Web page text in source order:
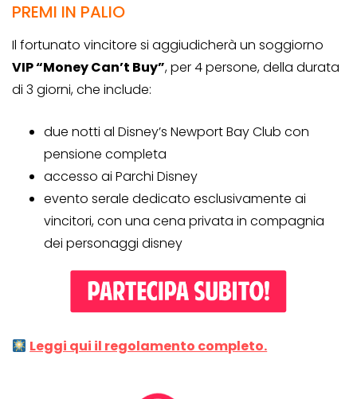
PREMI IN PALIO
Il fortunato vincitore si aggiudicherà un soggiorno
VIP “Money Can’t Buy”, per 4 persone, della durata
di 3 giorni, che include:
due notti al Disney’s Newport Bay Club con
pensione completa
accesso ai Parchi Disney
evento serale dedicato esclusivamente ai
vincitori, con una cena privata in compagnia
dei personaggi disney
Leggi qui il regolamento completo.